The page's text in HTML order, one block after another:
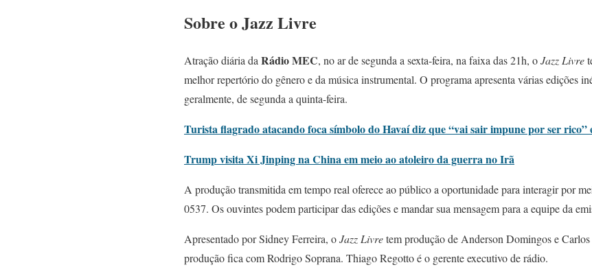
Sobre o Jazz Livre
Atração diária da Rádio MEC, no ar de segunda a sexta-feira, na faixa das 21h, oJazz Livre
melhor repertório do gênero e da música instrumental. O programa apresenta várias edições
geralmente, de segunda a quinta-feira.
Turista flagrado atacando foca símbolo do Havaí diz que “vai sair impune por ser rico”
Trump visita Xi Jinping na China em meio ao atoleiro da guerra no Irã
A produção transmitida em tempo real oferece ao público a oportunidade para interagir por
0537. Os ouvintes podem participar das edições e mandar sua mensagem para a equipe da
Apresentado por Sidney Ferreira, oJazz Livretem produção de Anderson Domingos e
produção fica com Rodrigo Soprana. Thiago Regotto é o gerente executivo de rádio.